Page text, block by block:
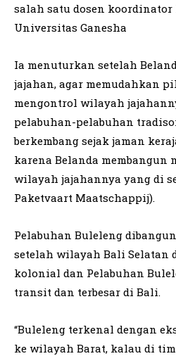
salah satu dosen
Universitas Ganesha
Ia menuturkan setelah
jajahan, agar memudahkan
mengontrol wilayah
pelabuhan-pelabuhan
berkembang sejak jaman
karena Belanda membangun
wilayah jajahannya yang di
Paketvaart Maatschappij).
Pelabuhan Buleleng
setelah wilayah Bali Selatan
kolonial dan Pelabuhan
transit dan terbesar di Bali.
“Buleleng terkenal dengan
ke wilayah Barat, kalau di